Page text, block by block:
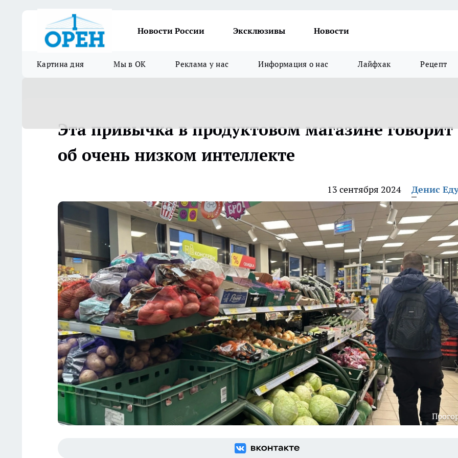
Новости России Эксклюзивы Новости
Картина дня Мы в ОК Реклама у нас Информация о нас Лайфхак Рецепт
Эта привычка в продуктовом магазине говорит
об очень низком интеллекте
13 сентября 2024 Денис